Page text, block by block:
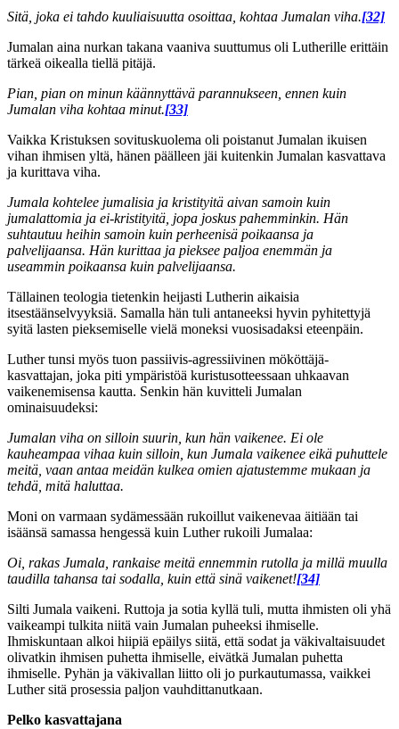
Sitä, joka ei tahdo kuuliaisuutta osoittaa, kohtaa Jumalan viha.[32]
Jumalan aina nurkan takana vaaniva suuttumus oli Lutherille erittäin
tärkeä oikealla tiellä pitäjä.
Pian, pian on minun käännyttävä parannukseen, ennen kuin
Jumalan viha kohtaa minut.[33]
Vaikka Kristuksen sovituskuolema oli poistanut Jumalan ikuisen
vihan ihmisen yltä, hänen päälleen jäi kuitenkin Jumalan kasvattava
ja kurittava viha.
Jumala kohtelee jumalisia ja kristityitä aivan samoin kuin
jumalattomia ja ei-kristityitä, jopa joskus pahemminkin. Hän
suhtautuu heihin samoin kuin perheenisä poikaansa ja
palvelijaansa. Hän kurittaa ja pieksee paljoa enemmän ja
useammin poikaansa kuin palvelijaansa.
Tällainen teologia tietenkin heijasti Lutherin aikaisia
itsestäänselvyyksiä. Samalla hän tuli antaneeksi hyvin pyhitettyjä
syitä lasten pieksemiselle vielä moneksi vuosisadaksi eteenpäin.
Luther tunsi myös tuon passiivis-agressiivinen mököttäjä-
kasvattajan, joka piti ympäristöä kuristusotteessaan uhkaavan
vaikenemisensa kautta. Senkin hän kuvitteli Jumalan
ominaisuudeksi:
Jumalan viha on silloin suurin, kun hän vaikenee. Ei ole
kauheampaa vihaa kuin silloin, kun Jumala vaikenee eikä puhuttele
meitä, vaan antaa meidän kulkea omien ajatustemme mukaan ja
tehdä, mitä haluttaa.
Moni on varmaan sydämessään rukoillut vaikenevaa äitiään tai
isäänsä samassa hengessä kuin Luther rukoili Jumalaa:
Oi, rakas Jumala, rankaise meitä ennemmin rutolla ja millä muulla
taudilla tahansa tai sodalla, kuin että sinä vaikenet![34]
Silti Jumala vaikeni. Ruttoja ja sotia kyllä tuli, mutta ihmisten oli yhä
vaikeampi tulkita niitä vain Jumalan puheeksi ihmiselle.
Ihmiskuntaan alkoi hiipiä epäilys siitä, että sodat ja väkivaltaisuudet
olivatkin ihmisen puhetta ihmiselle, eivätkä Jumalan puhetta
ihmiselle. Pyhän ja väkivallan liitto oli jo purkautumassa, vaikkei
Luther sitä prosessia paljon vauhdittanutkaan.
Pelko kasvattajana